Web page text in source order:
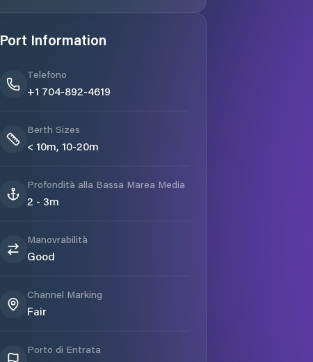
Port Information
Telefono
+1 704-892-4619
Berth Sizes
< 10m, 10-20m
Profondità alla Bassa Marea Media
2 - 3m
Manovrabilità
Good
Channel Marking
Fair
Porto di Entrata